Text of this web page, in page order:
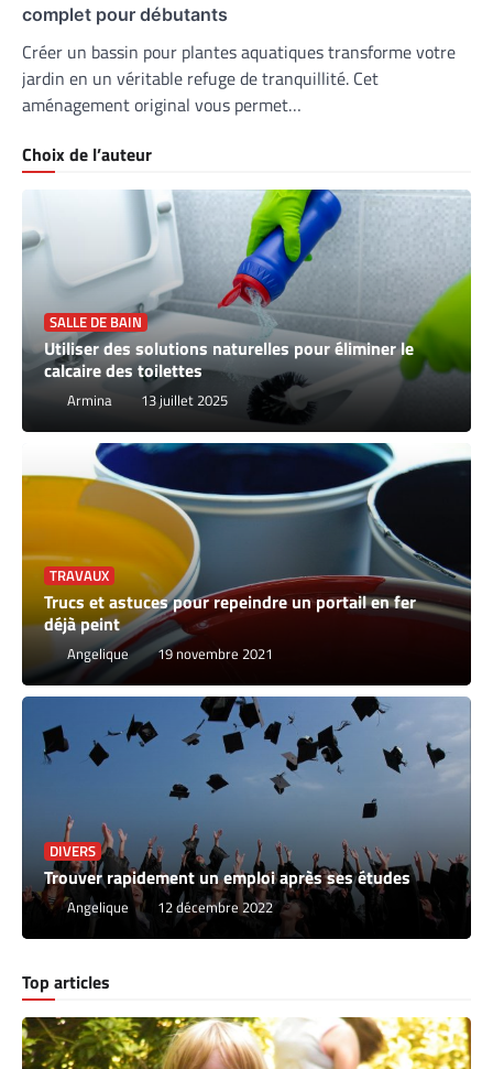
complet pour débutants
Créer un bassin pour plantes aquatiques transforme votre
jardin en un véritable refuge de tranquillité. Cet
aménagement original vous permet…
Choix de l’auteur
SALLE DE BAIN
Utiliser des solutions naturelles pour éliminer le
calcaire des toilettes
Armina 13 juillet 2025
TRAVAUX
Trucs et astuces pour repeindre un portail en fer
déjà peint
Angelique 19 novembre 2021
DIVERS
Trouver rapidement un emploi après ses études
Angelique 12 décembre 2022
Top articles